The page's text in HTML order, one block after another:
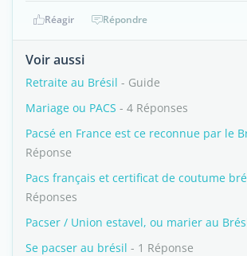
Réagir Répondre
Voir aussi
Retraite au Brésil - Guide
Mariage ou PACS - 4 Réponses
Pacsé en France est ce reconnue par le
Réponse
Pacs français et certificat de coutume
Réponses
Pacser / Union estavel, ou marier au
Se pacser au brésil - 1 Réponse